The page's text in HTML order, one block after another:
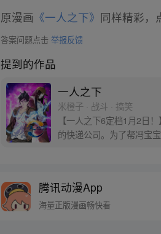
原漫画 《一人之下》 同样精彩，
答案问题点击举报反馈
提到的作品
一人之下
米橙子 · 战斗 · 搞笑
【一人之下6定档1月2日
的快递公司。为了帮冯宝
腾讯动漫App
海量正版漫画畅快看